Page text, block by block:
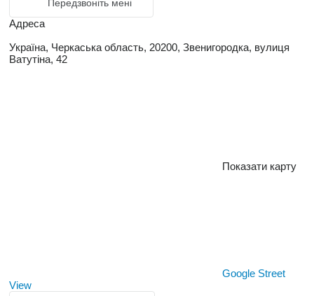
Передзвоніть мені
Адреса
Україна, Черкаська область, 20200, Звенигородка, вулиця
Ватутіна, 42
Показати карту
Google Street
View